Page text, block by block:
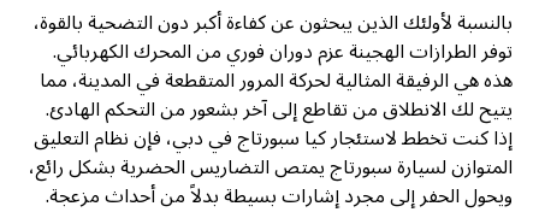
بالنسبة لأولئك الذين يبحثون عن كفاءة أكبر دون التضحية بالقوة،
توفر الطرازات الهجينة عزم دوران فوري من المحرك الكهربائي.
هذه هي الرفيقة المثالية لحركة المرور المتقطعة في المدينة، مما
يتيح لك الانطلاق من تقاطع إلى آخر بشعور من التحكم الهادئ.
إذا كنت تخطط لاستئجار كيا سبورتاج في دبي، فإن نظام التعليق
المتوازن لسيارة سبورتاج يمتص التضاريس الحضرية بشكل رائع،
ويحول الحفر إلى مجرد إشارات بسيطة بدلاً من أحداث مزعجة.